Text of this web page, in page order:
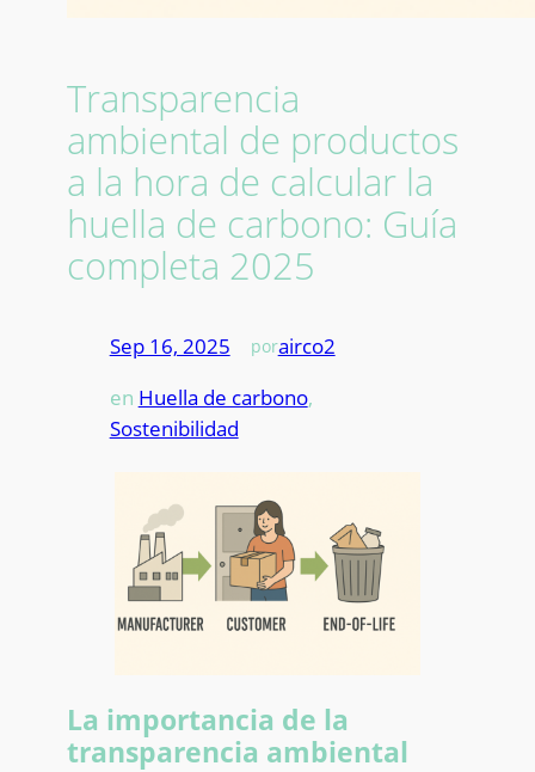
Transparencia
ambiental de productos
a la hora de calcular la
huella de carbono: Guía
completa 2025
Sep 16, 2025 porairco2
en Huella de carbono
Sostenibilidad
La importancia de la
transparencia ambiental